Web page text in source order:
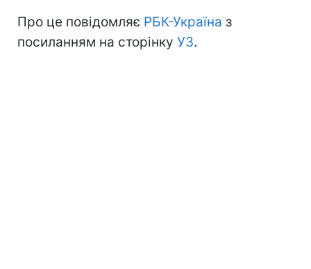
Про це повідомляє РБК-Україна з
посиланням на сторінку УЗ.